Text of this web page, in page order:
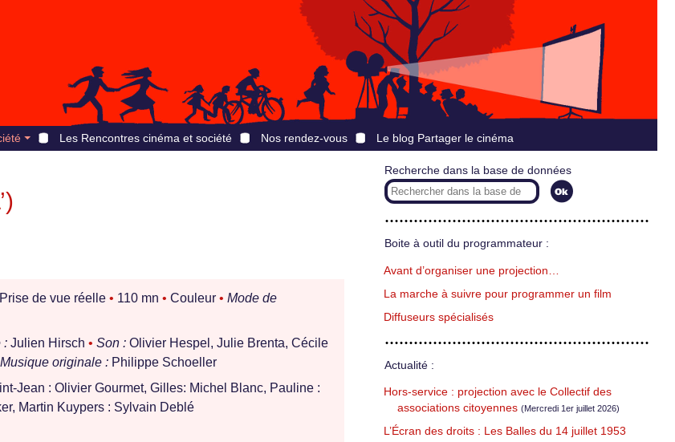
Les Rencontres cinéma et société Nos rendez-vous Le blog Partager le cinéma
Prise de vue réelle • 110 mn • Couleur • Mode de
: Julien Hirsch • Son : Olivier Hespel, Julie Brenta, Cécile
Musique originale : Philippe Schoeller
Jean : Olivier Gourmet, Gilles: Michel Blanc, Pauline :
Martin Kuypers : Sylvain Deblé
Recherche dans la base de données
Boite à outil du programmateur :
Avant d’organiser une projection…
La marche à suivre pour programmer un film
Diffuseurs spécialisés
Actualité :
Hors-service : projection avec le Collectif des
associations citoyennes (Mercredi 1er juillet 2026)
L’Écran des droits : Les Balles du 14 juillet 1953